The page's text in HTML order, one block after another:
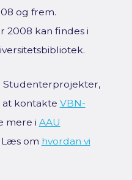
og frem.
2008 kan findes i
Studenterprojekter,
kontakte VBN-
mere i AAU
Læs om hvordan vi